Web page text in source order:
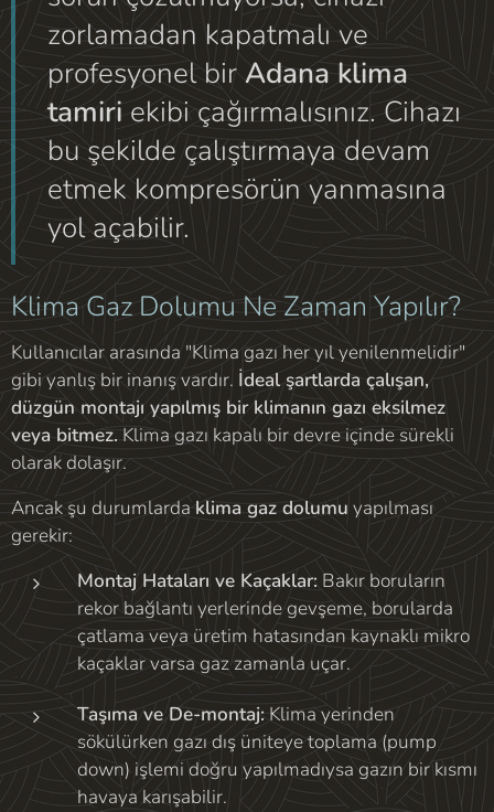
zorlamadan kapatmalı ve
profesyonel bir Adana klima
tamiri ekibi çağırmalısınız. Cihazı
bu şekilde çalıştırmaya devam
etmek kompresörün yanmasına
yol açabilir.
Klima Gaz Dolumu Ne Zaman Yapılır?
Kullanıcılar arasında "Klima gazı her yıl yenilenmelidir"
gibi yanlış bir inanış vardır. İdeal şartlarda çalışan,
düzgün montajı yapılmış bir klimanın gazı eksilmez
veya bitmez. Klima gazı kapalı bir devre içinde sürekli
olarak dolaşır.
Ancak şu durumlardaklima gaz dolumu yapılması
gerekir:
Montaj Hataları ve Kaçaklar: Bakır boruların
rekor bağlantı yerlerinde gevşeme, borularda
çatlama veya üretim hatasından kaynaklı mikro
kaçaklar varsa gaz zamanla uçar.
Taşıma ve De-montaj: Klima yerinden
sökülürken gazı dış üniteye toplama (pump
down) işlemi doğru yapılmadıysa gazın bir kısmı
havaya karışabilir.